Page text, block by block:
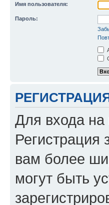
Имя пользователя:
Пароль:
Для входа
Регистрация
вам более
могут быть